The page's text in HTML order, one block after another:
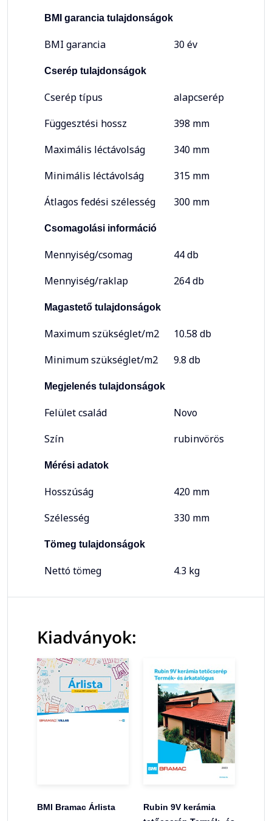
BMI garancia tulajdonságok
BMI garancia 30 év
Cserép tulajdonságok
Cserép típus
alapcserép
Függesztési hossz
398 mm
Maximális léctávolság
340 mm
Minimális léctávolság
315 mm
Átlagos fedési szélesség
300 mm
Csomagolási információ
Mennyiség/csomag
44 db
Mennyiség/raklap
264 db
Magastető tulajdonságok
Maximum szükséglet/m2
10.58 db
Minimum szükséglet/m2
9.8 db
Megjelenés tulajdonságok
Felület család
Novo
Szín
rubinvörös
Mérési adatok
Hosszúság
420 mm
Szélesség
330 mm
Tömeg tulajdonságok
Nettó tömeg 4.3 kg
Kiadványok:
BMI Bramac Árlista
Rubin 9V kerámia